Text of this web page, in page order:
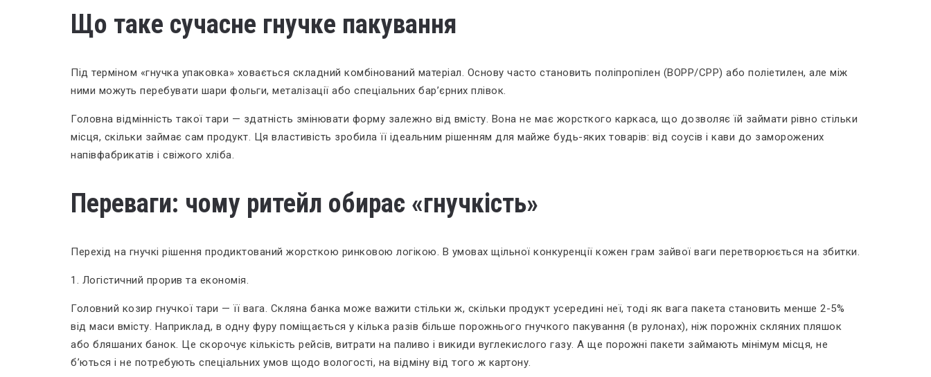
Що таке сучасне гнучке пакування
Під терміном «гнучка упаковка» ховається складний комбінований матеріал. Основу часто становить поліпропілен (BOPP/CPP) або поліетилен, але між
ними можуть перебувати шари фольги, металізації або спеціальних бар’єрних плівок.
Головна відмінність такої тари — здатність змінювати форму залежно від вмісту. Вона не має жорсткого каркаса, що дозволяє їй займати рівно стільки
місця, скільки займає сам продукт. Ця властивість зробила її ідеальним рішенням для майже будь-яких товарів: від соусів і кави до заморожених
напівфабрикатів і свіжого хліба.
Переваги: чому ритейл обирає «гнучкість»
Перехід на гнучкі рішення продиктований жорсткою ринковою логікою. В умовах щільної конкуренції кожен грам зайвої ваги перетворюється на збитки.
1. Логістичний прорив та економія.
Головний козир гнучкої тари — її вага. Скляна банка може важити стільки ж, скільки продукт усередині неї, тоді як вага пакета становить менше 2-5%
від маси вмісту. Наприклад, в одну фуру поміщається у кілька разів більше порожнього гнучкого пакування (в рулонах), ніж порожніх скляних пляшок
або бляшаних банок. Це скорочує кількість рейсів, витрати на паливо і викиди вуглекислого газу. А ще порожні пакети займають мінімум місця, не
б’ються і не потребують спеціальних умов щодо вологості, на відміну від того ж картону.